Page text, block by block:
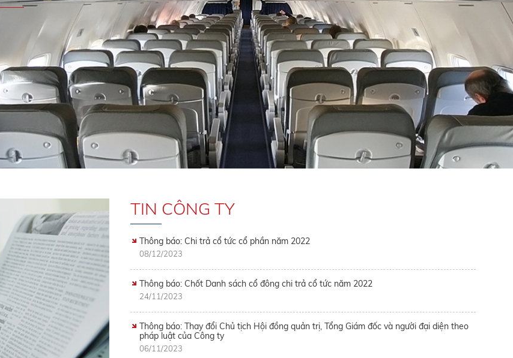
TIN CÔNG TY
Thông báo: Chi trả cổ tức cổ phần năm 2022
08/12/2023
Thông báo: Chốt Danh sách cổ đông chi trả cổ tức năm 2022
24/11/2023
Thông báo: Thay đổi Chủ tịch Hội đồng quản trị, Tổng Giám đốc và người đại diện theo
pháp luật của Công ty
06/11/2023